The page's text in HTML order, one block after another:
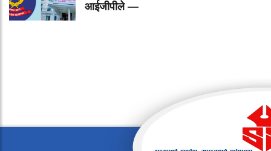
आईजीपीले —